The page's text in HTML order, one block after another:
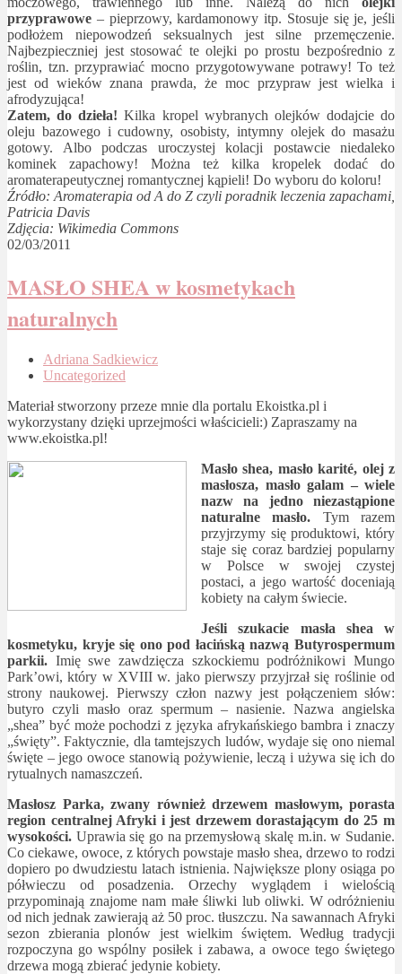
przyprawowe – pieprzowy, kardamonowy itp. Stosuje się je, jeśli
podłożem niepowodzeń seksualnych jest silne przemęczenie.
Najbezpieczniej jest stosować te olejki po prostu bezpośrednio z
roślin, tzn. przyprawiać mocno przygotowywane potrawy! To też
jest od wieków znana prawda, że moc przypraw jest wielka i
afrodyzująca!
Zatem, do dzieła! Kilka kropel wybranych olejków dodajcie do
oleju bazowego i cudowny, osobisty, intymny olejek do masażu
gotowy. Albo podczas uroczystej kolacji postawcie niedaleko
kominek zapachowy! Można też kilka kropelek dodać do
aromaterapeutycznej romantycznej kąpieli! Do wyboru do koloru!
Źródło: Aromaterapia od A do Z czyli poradnik leczenia zapachami,
Patricia Davis
Zdjęcia: Wikimedia Commons
02/03/2011
MASŁO SHEA w kosmetykach
naturalnych
Adriana Sadkiewicz
Uncategorized
Materiał stworzony przeze mnie dla portalu Ekoistka.pl i
wykorzystany dzięki uprzejmości właścicieli:) Zapraszamy na
www.ekoistka.pl!
Masło shea, masło karité, olej z
masłosza, masło galam – wiele
nazw na jedno niezastąpione
naturalne masło. Tym razem
przyjrzymy się produktowi, który
staje się coraz bardziej popularny
w Polsce w swojej czystej
postaci, a jego wartość doceniają
kobiety na całym świecie.
Jeśli szukacie masła shea w
kosmetyku, kryje się ono pod łacińską nazwą Butyrospermum
parkii. Imię swe zawdzięcza szkockiemu podróżnikowi Mungo
Park’owi, który w XVIII w. jako pierwszy przyjrzał się roślinie od
strony naukowej. Pierwszy człon nazwy jest połączeniem słów:
butyro czyli masło oraz spermum – nasienie. Nazwa angielska
„shea” być może pochodzi z języka afrykańskiego bambra i znaczy
„święty”. Faktycznie, dla tamtejszych ludów, wydaje się ono niemal
święte – jego owoce stanowią pożywienie, leczą i używa się ich do
rytualnych namaszczeń.
Masłosz Parka, zwany również drzewem masłowym, porasta
region centralnej Afryki i jest drzewem dorastającym do 25 m
wysokości. Uprawia się go na przemysłową skalę m.in. w Sudanie.
Co ciekawe, owoce, z których powstaje masło shea, drzewo to rodzi
dopiero po dwudziestu latach istnienia. Największe plony osiąga po
półwieczu od posadzenia. Orzechy wyglądem i wielością
przypominają znajome nam małe śliwki lub oliwki. W odróżnieniu
od nich jednak zawierają aż 50 proc. tłuszczu. Na sawannach Afryki
sezon zbierania plonów jest wielkim świętem. Według tradycji
rozpoczyna go wspólny posiłek i zabawa, a owoce tego świętego
drzewa mogą zbierać jedynie kobiety.